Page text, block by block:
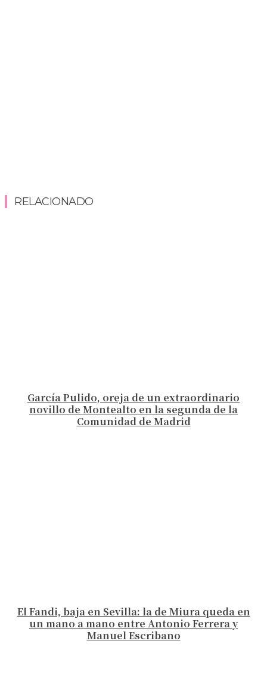
RELACIONADO
García Pulido, oreja de un extraordinario
novillo de Montealto en la segunda de la
Comunidad de Madrid
El Fandi, baja en Sevilla: la de Miura queda en
un mano a mano entre Antonio Ferrera y
Manuel Escribano